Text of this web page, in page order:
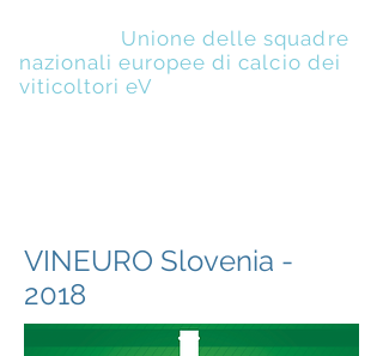
Unione delle squadre
nazionali europee di calcio dei
viticoltori eV
VINEURO Slovenia -
2018